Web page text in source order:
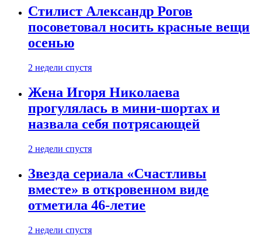
Стилист Александр Рогов
посоветовал носить красные вещи
осенью
2 недели спустя
Жена Игоря Николаева
прогулялась в мини-шортах и
назвала себя потрясающей
2 недели спустя
Звезда сериала «Счастливы
вместе» в откровенном виде
отметила 46-летие
2 недели спустя